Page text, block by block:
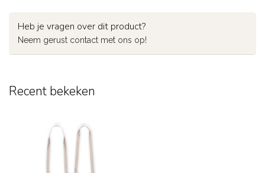
Heb je vragen over dit product?
Neem gerust contact met ons op!
Recent bekeken